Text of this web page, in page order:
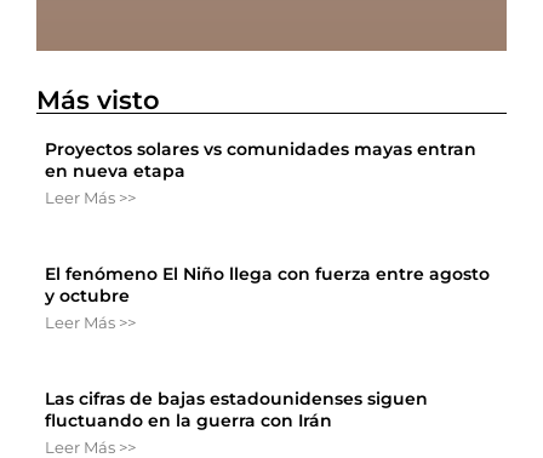
Más visto
Proyectos solares vs comunidades mayas entran
en nueva etapa
Leer Más >>
El fenómeno El Niño llega con fuerza entre agosto
y octubre
Leer Más >>
Las cifras de bajas estadounidenses siguen
fluctuando en la guerra con Irán
Leer Más >>